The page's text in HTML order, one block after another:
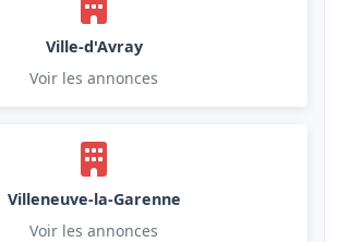
Ville-d'Avray
Voir les annonces
Villeneuve-la-Garenne
Voir les annonces